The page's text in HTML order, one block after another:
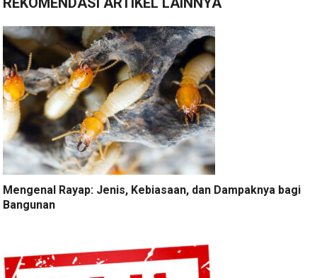
Mengenal Rayap: Jenis, Kebiasaan, dan Dampaknya bagi
Bangunan